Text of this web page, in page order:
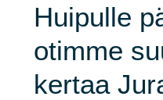
Huipulle
otimme
kertaa